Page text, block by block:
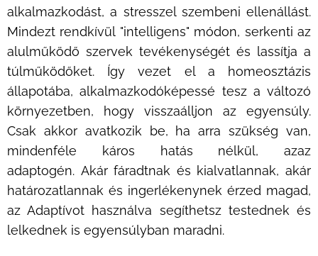
alkalmazkodást, a stresszel szembeni ellenállást.
Mindezt rendkívül "intelligens" módon, serkenti az
alulműködő szervek tevékenységét és lassítja a
túlműködőket. Így vezet el a homeosztázis
állapotába, alkalmazkodóképessé tesz a változó
környezetben, hogy visszaálljon az egyensúly.
Csak akkor avatkozik be, ha arra szükség van,
mindenféle káros hatás nélkül, azaz
adaptogén. Akár fáradtnak és kialvatlannak, akár
határozatlannak és ingerlékenynek érzed magad,
az Adaptívot használva segíthetsz testednek és
lelkednek is egyensúlyban maradni.